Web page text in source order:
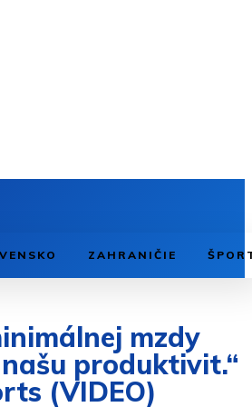
ZAHRANIČIE
mzdy
produktivit.“
(VIDEO)